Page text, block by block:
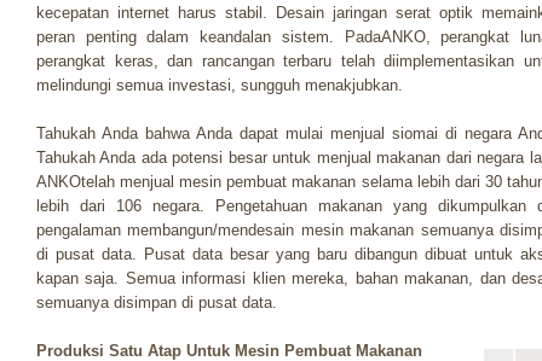
kecepatan internet harus stabil. Desain jaringan serat optik
peran penting dalam keandalan sistem. PadaANKO, perangkat
perangkat keras, dan rancangan terbaru telah diimplementasikan
melindungi semua investasi, sungguh menakjubkan.
Tahukah Anda bahwa Anda dapat mulai menjual siomai di negara
Tahukah Anda ada potensi besar untuk menjual makanan dari negara
ANKOtelah menjual mesin pembuat makanan selama lebih dari 30
lebih dari 106 negara. Pengetahuan makanan yang dikumpulkan
pengalaman membangun/mendesain mesin makanan semuanya
di pusat data. Pusat data besar yang baru dibangun dibuat untuk
kapan saja. Semua informasi klien mereka, bahan makanan, dan
semuanya disimpan di pusat data.
Produksi Satu Atap Untuk Mesin Pembuat Makanan